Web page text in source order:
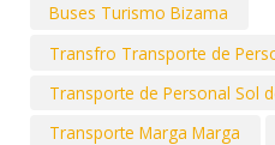
Buses Turismo Bizama
Transfro Transporte de
Transporte de Personal Sol
Transporte Marga Marga